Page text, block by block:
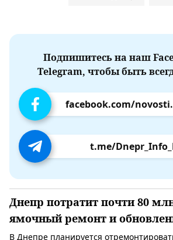
Подпишитесь на наш
Telegram, чтобы быть
t.me/
Днепр потратит почти 80
ямочный ремонт и
В Днепре планируется